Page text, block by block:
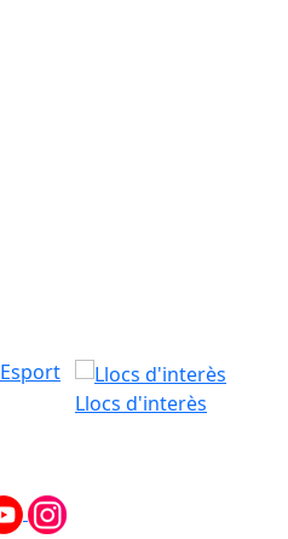
Esport
Llocs d'interès